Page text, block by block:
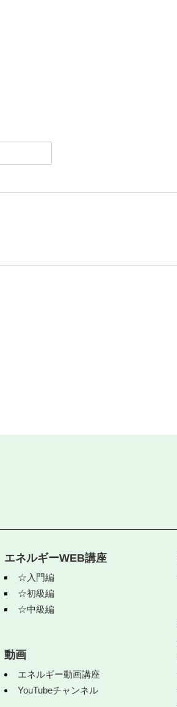
エネルギーWEB講座
☆入門編
☆初級編
☆中級編
動画
エネルギー動画講座
YouTubeチャンネル